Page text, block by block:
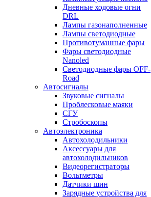
Дневные ходовые огни
DRL
Лампы газонаполненные
Лампы светодиодные
Противотуманные фары
Фары светодиодные
Nanoled
Светодиодные фары OFF-
Road
Автосигналы
Звуковые сигналы
Проблесковые маяки
СГУ
Стробоскопы
Автоэлектроника
Автохолодильники
Аксессуары для
автохолодильников
Видеорегистраторы
Вольтметры
Датчики шин
Зарядные устройства для